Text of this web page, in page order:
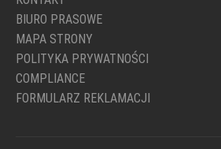
BIURO PRASOWE
MAPA STRONY
POLITYKA PRYWATNOŚCI
COMPLIANCE
FORMULARZ REKLAMACJI